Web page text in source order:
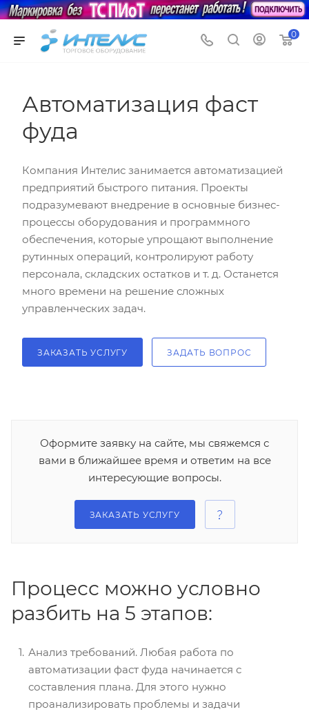
0
Автоматизация фаст
фуда
Компания Интелис занимается автоматизацией
предприятий быстрого питания. Проекты
подразумевают внедрение в основные бизнес-
процессы оборудования и программного
обеспечения, которые упрощают выполнение
рутинных операций, контролируют работу
персонала, складских остатков и т. д. Останется
много времени на решение сложных
управленческих задач.
ЗАКАЗАТЬ УСЛУГУ ЗАДАТЬ ВОПРОС
Оформите заявку на сайте, мы свяжемся с
вами в ближайшее время и ответим на все
интересующие вопросы.
ЗАКАЗАТЬ УСЛУГУ
Процесс можно условно
разбить на 5 этапов:
Анализ требований. Любая работа по
автоматизации фаст фуда начинается с
составления плана. Для этого нужно
проанализировать проблемы и задачи